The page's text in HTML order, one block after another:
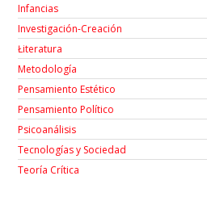
Infancias
Investigación-Creación
Łiteratura
Metodología
Pensamiento Estético
Pensamiento Político
Psicoanálisis
Tecnologías y Sociedad
Teoría Crítica